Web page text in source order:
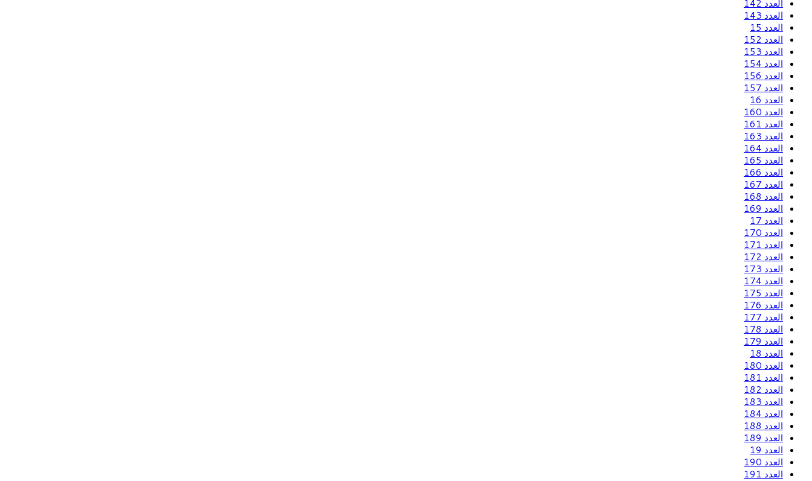
العدد 142
العدد 143
العدد 15
العدد 152
العدد 153
العدد 154
العدد 156
العدد 157
العدد 16
العدد 160
العدد 161
العدد 163
العدد 164
العدد 165
العدد 166
العدد 167
العدد 168
العدد 169
العدد 17
العدد 170
العدد 171
العدد 172
العدد 173
العدد 174
العدد 175
العدد 176
العدد 177
العدد 178
العدد 179
العدد 18
العدد 180
العدد 181
العدد 182
العدد 183
العدد 184
العدد 188
العدد 189
العدد 19
العدد 190
العدد 191